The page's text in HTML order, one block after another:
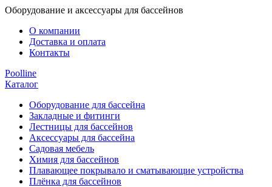
Оборудование и аксессуары для бассейнов
О компании
Доставка и оплата
Контакты
Poolline
Каталог
Оборудование для бассейна
Закладные и фитинги
Лестницы для бассейнов
Аксессуары для бассейна
Садовая мебель
Химия для бассейнов
Плавающее покрывало и сматывающие устройства
Плёнка для бассейнов